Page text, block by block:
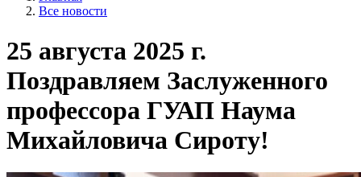
Все новости
25 августа 2025 г.
Поздравляем Заслуженного
профессора ГУАП Наума
Михайловича Сироту!